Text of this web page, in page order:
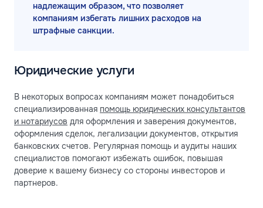
надлежащим образом, что позволяет
компаниям избегать лишних расходов на
штрафные санкции.
Юридические услуги
В некоторых вопросах компаниям может понадобиться
специализированная помощь юридических консультантов
и нотариусов для оформления и заверения документов,
оформления сделок, легализации документов, открытия
банковских счетов. Регулярная помощь и аудиты наших
специалистов помогают избежать ошибок, повышая
доверие к вашему бизнесу со стороны инвесторов и
партнеров.